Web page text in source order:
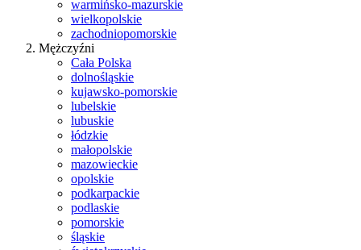
warmińsko-mazurskie
wielkopolskie
zachodniopomorskie
Mężczyźni
Cała Polska
dolnośląskie
kujawsko-pomorskie
lubelskie
lubuskie
łódzkie
małopolskie
mazowieckie
opolskie
podkarpackie
podlaskie
pomorskie
śląskie